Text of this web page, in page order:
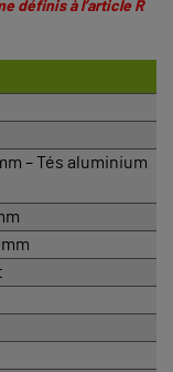
définis à l’article R
– Tés aluminium